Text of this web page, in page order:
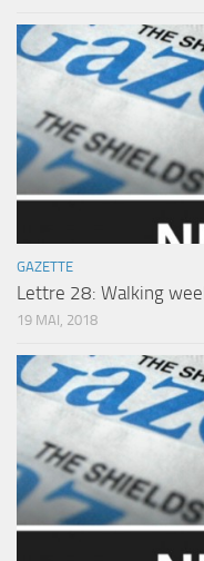
GAZETTE
Lettre 28: Walking
19 MAI, 2018